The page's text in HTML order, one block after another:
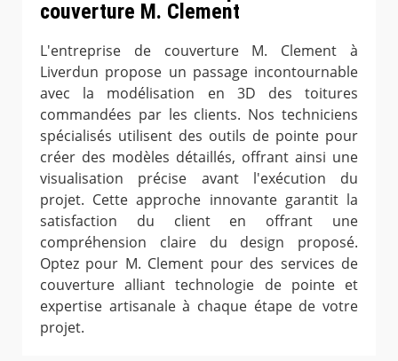
couverture M. Clement
L'entreprise de couverture M. Clement à
Liverdun propose un passage incontournable
avec la modélisation en 3D des toitures
commandées par les clients. Nos techniciens
spécialisés utilisent des outils de pointe pour
créer des modèles détaillés, offrant ainsi une
visualisation précise avant l'exécution du
projet. Cette approche innovante garantit la
satisfaction du client en offrant une
compréhension claire du design proposé.
Optez pour M. Clement pour des services de
couverture alliant technologie de pointe et
expertise artisanale à chaque étape de votre
projet.